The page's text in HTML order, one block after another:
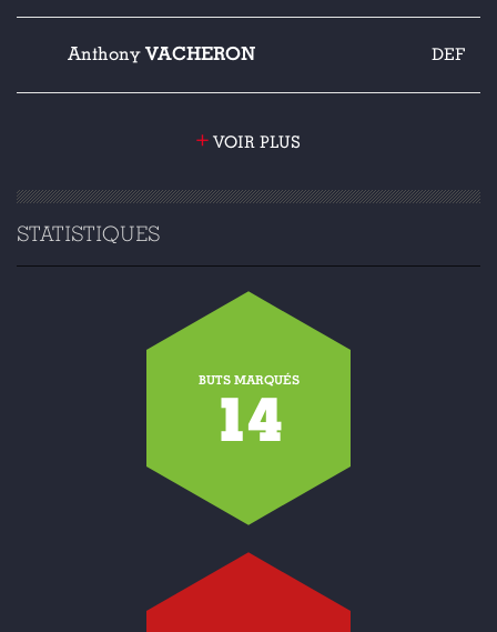
Anthony VACHERON DEF
+ VOIR PLUS
STATISTIQUES
BUTS MARQUÉS
14